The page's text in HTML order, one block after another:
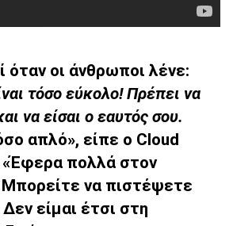
όταν οι άνθρωποι λένε:
τόσο εύκολο! Πρέπει να
να είσαι ο εαυτός σου.
απλό», είπε ο Cloud
«Έφερα πολλά στον
να πιστέψετε
είμαι έτσι στη